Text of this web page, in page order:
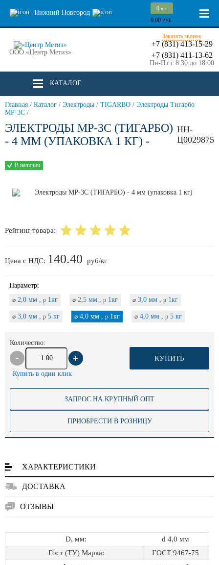
Нижний Новгород
0 шт.
0.00 РУБ.
ООО «Центр Метиз»
Заказать звонок
+7 (831) 413-15-29
+7 (831) 411-13-62
Пн-Пт с 8:30 до 18:00
КАТАЛОГ
Главная / Каталог / Электроды / TIGARBO / Электроды Тигарбо
МР-3С /
ЭЛЕКТРОДЫ МР-3С (ТИГАРБО)
- 4 ММ (УПАКОВКА 1 КГ) -
НН-
Ц0029875
В наличии
Рейтинг товара:
Цена с НДС: 140.40 руб/кг
Параметр:
⌀ 2,0 мм , p 1кг ⌀ 2,5 мм , p 1кг ⌀ 3,0 мм , p 1кг
⌀ 3,0 мм , p 5 кг ⌀ 4,0 мм , p 1кг ⌀ 4,0 мм , p 5 кг
Количество:
КУПИТЬ
Купить в один клик
ЗАПРОС НА КРУПНЫЙ ОПТ
ПРИОБРЕСТИ В РОЗНИЦУ
ХАРАКТЕРИСТИКИ
ДОСТАВКА
ОТЗЫВЫ
D, мм:
d 4,0 мм
Гост (ТУ) Марка:
ГОСТ 9467-75